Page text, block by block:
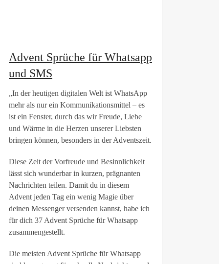
Advent Sprüche für Whatsapp
und SMS
„In der heutigen digitalen Welt ist WhatsApp
mehr als nur ein Kommunikationsmittel – es
ist ein Fenster, durch das wir Freude, Liebe
und Wärme in die Herzen unserer Liebsten
bringen können, besonders in der Adventszeit.
Diese Zeit der Vorfreude und Besinnlichkeit
lässt sich wunderbar in kurzen, prägnanten
Nachrichten teilen. Damit du in diesem
Advent jeden Tag ein wenig Magie über
deinen Messenger versenden kannst, habe ich
für dich 37 Advent Sprüche für Whatsapp
zusammengestellt.
Die meisten Advent Sprüche für Whatsapp